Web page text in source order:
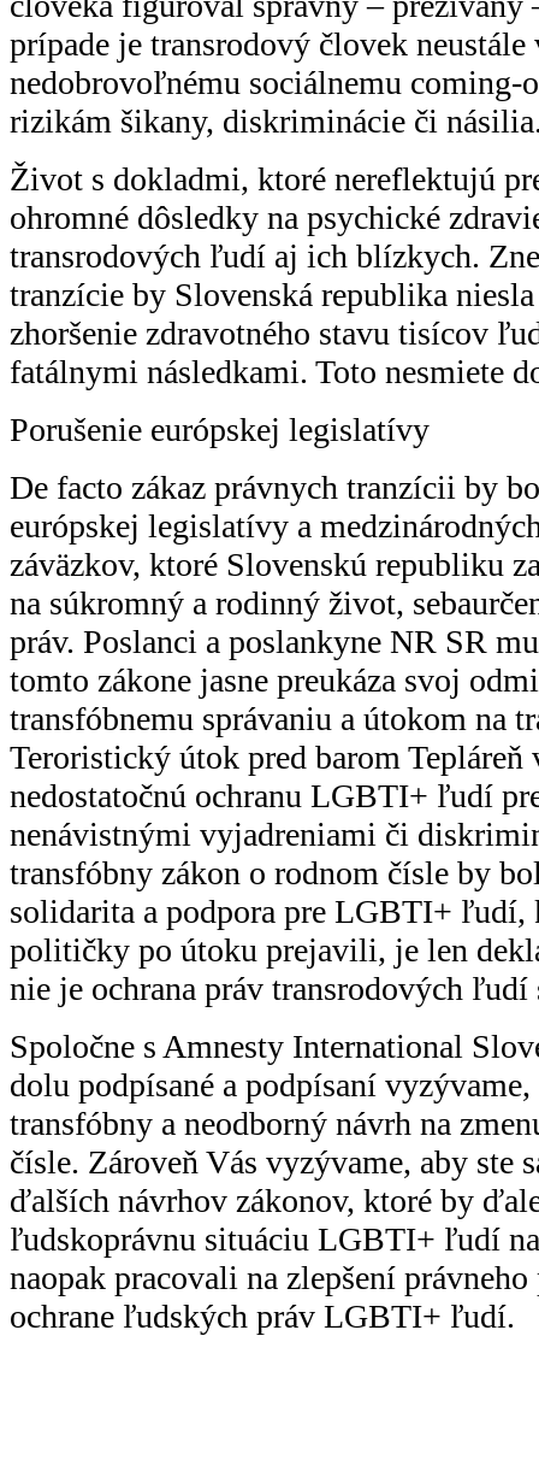
prípade je transrodový človek neustále
nedobrovoľnému sociálnemu coming-
rizikám šikany, diskriminácie či
Život s dokladmi, ktoré nereflektujú
ohromné dôsledky na psychické
transrodových ľudí aj ich blízkych.
tranzície by Slovenská republika
zhoršenie zdravotného stavu tisícov
fatálnymi následkami. Toto nesmiete
Porušenie európskej legislatívy
De facto zákaz právnych tranzícii by
európskej legislatívy a
záväzkov, ktoré Slovenskú republiku
na súkromný a rodinný život,
práv. Poslanci a poslankyne NR SR
tomto zákone jasne preukáza svoj
transfóbnemu správaniu a útokom na
Teroristický útok pred barom
nedostatočnú ochranu LGBTI+ ľudí
nenávistnými vyjadreniami či
transfóbny zákon o rodnom čísle by
solidarita a podpora pre LGBTI+
političky po útoku prejavili, je len
nie je ochrana práv transrodových
Spoločne s Amnesty International
dolu podpísané a podpísaní
transfóbny a neodborný návrh na
čísle. Zároveň Vás vyzývame, aby ste
ďalších návrhov zákonov, ktoré by
ľudskoprávnu situáciu LGBTI+ ľudí
naopak pracovali na zlepšení právneho
ochrane ľudských práv LGBTI+ ľudí.